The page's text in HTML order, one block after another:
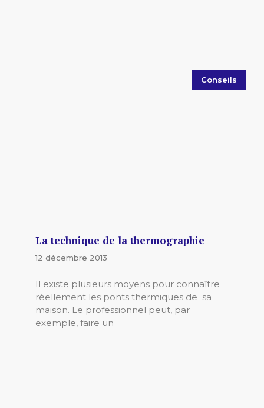
Conseils
La technique de la thermographie
12 décembre 2013
Il existe plusieurs moyens pour connaître
réellement les ponts thermiques de sa
maison. Le professionnel peut, par
exemple, faire un